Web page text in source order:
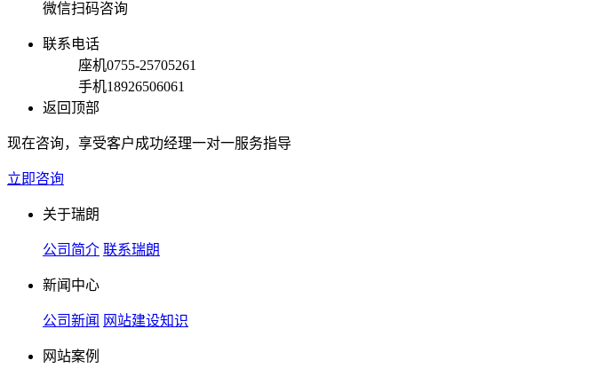
微信扫码咨询
联系电话
座机0755-25705261
手机18926506061
返回顶部
现在咨询，享受客户成功经理一对一服务指导
立即咨询
关于瑞朗
公司简介 联系瑞朗
新闻中心
公司新闻 网站建设知识
网站案例